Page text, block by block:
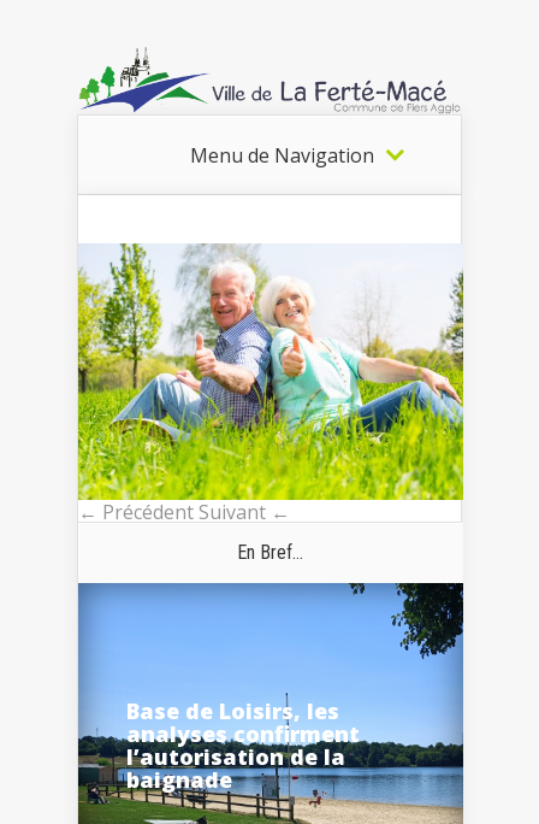
Menu de Navigation
← Précédent Suivant ←
En Bref...
Base de Loisirs, les
analyses confirment
l’autorisation de la
baignade